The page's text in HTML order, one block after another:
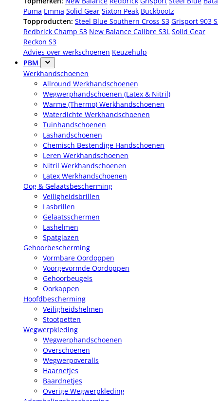
Puma Emma Solid Gear Sixton Peak Buckbootz
Topproducten: Steel Blue Southern Cross S3 Grisport 903
Redbrick Champ S3 New Balance Calibre S3L Solid Gear
Reckon S3
Advies over werkschoenen Keuzehulp
PBM
Werkhandschoenen
Allround Werkhandschoenen
Wegwerphandschoenen (Latex & Nitril)
Warme (Thermo) Werkhandschoenen
Waterdichte Werkhandschoenen
Tuinhandschoenen
Lashandschoenen
Chemisch Bestendige Handschoenen
Leren Werkhandschoenen
Nitril Werkhandschoenen
Latex Werkhandschoenen
Oog & Gelaatsbescherming
Veiligheidsbrillen
Lasbrillen
Gelaatsschermen
Lashelmen
Spatglazen
Gehoorbescherming
Vormbare Oordoppen
Voorgevormde Oordoppen
Gehoorbeugels
Oorkappen
Hoofdbescherming
Veiligheidshelmen
Stootpetten
Wegwerpkleding
Wegwerphandschoenen
Overschoenen
Wegwerpoveralls
Haarnetjes
Baardnetjes
Overige Wegwerpkleding